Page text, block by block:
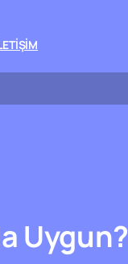
Uygun?